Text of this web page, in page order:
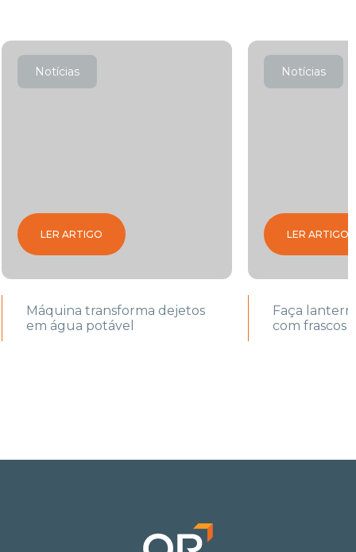
Notícias
LER ARTIGO
Máquina transforma dejetos
em água potável
Notícias
LER ARTIGO
Faça
com frascos